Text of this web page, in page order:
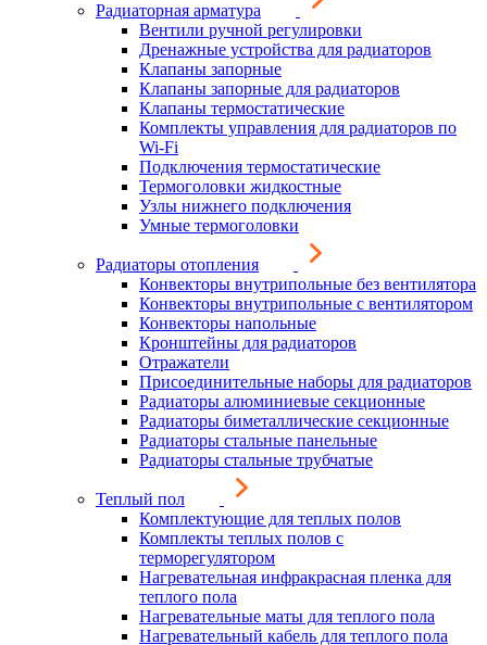
Радиаторная арматура
Вентили ручной регулировки
Дренажные устройства для радиаторов
Клапаны запорные
Клапаны запорные для радиаторов
Клапаны термостатические
Комплекты управления для радиаторов по
Wi-Fi
Подключения термостатические
Термоголовки жидкостные
Узлы нижнего подключения
Умные термоголовки
Радиаторы отопления
Конвекторы внутрипольные без вентилятора
Конвекторы внутрипольные с вентилятором
Конвекторы напольные
Кронштейны для радиаторов
Отражатели
Присоединительные наборы для радиаторов
Радиаторы алюминиевые секционные
Радиаторы биметаллические секционные
Радиаторы стальные панельные
Радиаторы стальные трубчатые
Теплый пол
Комплектующие для теплых полов
Комплекты теплых полов с
терморегулятором
Нагревательная инфракрасная пленка для
теплого пола
Нагревательные маты для теплого пола
Нагревательный кабель для теплого пола